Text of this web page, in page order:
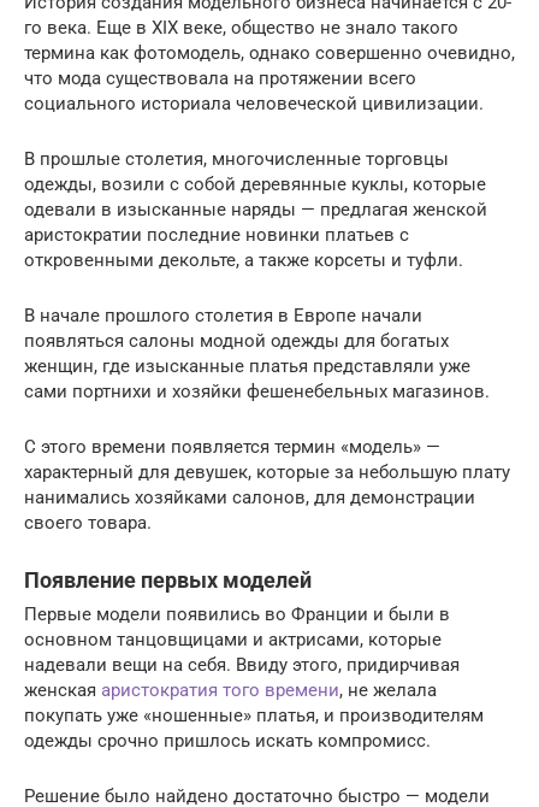
го века. Еще в XIX веке, общество не знало такого
термина как фотомодель, однако совершенно очевидно,
что мода существовала на протяжении всего
социального историала человеческой цивилизации.
В прошлые столетия, многочисленные торговцы
одежды, возили с собой деревянные куклы, которые
одевали в изысканные наряды — предлагая женской
аристократии последние новинки платьев с
откровенными декольте, а также корсеты и туфли.
В начале прошлого столетия в Европе начали
появляться салоны модной одежды для богатых
женщин, где изысканные платья представляли уже
сами портнихи и хозяйки фешенебельных магазинов.
С этого времени появляется термин «модель» —
характерный для девушек, которые за небольшую плату
нанимались хозяйками салонов, для демонстрации
своего товара.
Появление первых моделей
Первые модели появились во Франции и были в
основном танцовщицами и актрисами, которые
надевали вещи на себя. Ввиду этого, придирчивая
женская аристократия того времени, не желала
покупать уже «ношенные» платья, и производителям
одежды срочно пришлось искать компромисс.
Решение было найдено достаточно быстро — модели